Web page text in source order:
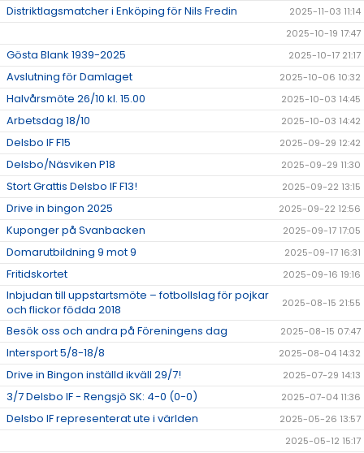
Distriktlagsmatcher i Enköping för Nils Fredin
2025-11-03 11:14
2025-10-19 17:47
Gösta Blank 1939-2025 2025-10-17 21:17
Avslutning för Damlaget 2025-10-06 10:32
Halvårsmöte 26/10 kl. 15.00 2025-10-03 14:45
Arbetsdag 18/10 2025-10-03 14:42
Delsbo IF F15 2025-09-29 12:42
Delsbo/Näsviken P18 2025-09-29 11:30
Stort Grattis Delsbo IF F13! 2025-09-22 13:15
Drive in bingon 2025 2025-09-22 12:56
Kuponger på Svanbacken 2025-09-17 17:05
Domarutbildning 9 mot 9 2025-09-17 16:31
Fritidskortet 2025-09-16 19:16
Inbjudan till uppstartsmöte – fotbollslag för pojkar
och flickor födda 2018
2025-08-15 21:55
Besök oss och andra på Föreningens dag 2025-08-15 07:47
Intersport 5/8-18/8 2025-08-04 14:32
Drive in Bingon inställd ikväll 29/7! 2025-07-29 14:13
3/7 Delsbo IF - Rengsjö SK: 4-0 (0-0) 2025-07-04 11:36
Delsbo IF representerat ute i världen
2025-05-26 13:57
2025-05-12 15:17